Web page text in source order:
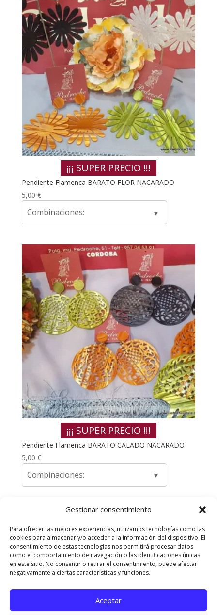
Gestionar consentimiento
Para ofrecer las mejores experiencias, utilizamos tecnologías como las
cookies para almacenar y/o acceder a la información del dispositivo. El
consentimiento de estas tecnologías nos permitirá procesar datos
como el comportamiento de navegación o las identificaciones únicas
en este sitio. No consentir o retirar el consentimiento, puede afectar
negativamente a ciertas características y funciones.
Aceptar
¡¡¡ SUPER PRECIO !!!
Pendiente Flamenca BARATO FLOR NACARADO
5,00 €
Combinaciones:
¡¡¡ SUPER PRECIO !!!
Pendiente Flamenca BARATO CALADO NACARADO
5,00 €
Combinaciones:
Envíos y Devoluciones
Quienes somos
Contacta con nosotros
Política de privacidad
Políticas de Cookies
Aviso Legal